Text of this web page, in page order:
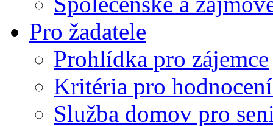
Pro žadatele
Prohlídka pro zájemce
Kritéria pro
Služba domov pro